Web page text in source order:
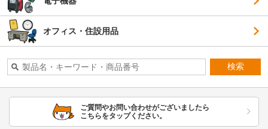
オフィス・住設用品
検索
ご質問やお問い合わせがございましたら
こちらをタップください。